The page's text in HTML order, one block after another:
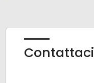
Contattaci